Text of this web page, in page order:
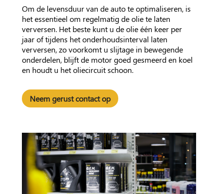
Om de levensduur van de auto te optimaliseren, is
het essentieel om regelmatig de olie te laten
verversen. Het beste kunt u de olie één keer per
jaar of tijdens het onderhoudsinterval laten
verversen, zo voorkomt u slijtage in bewegende
onderdelen, blijft de motor goed gesmeerd en koel
en houdt u het oliecircuit schoon.
Neem gerust contact op